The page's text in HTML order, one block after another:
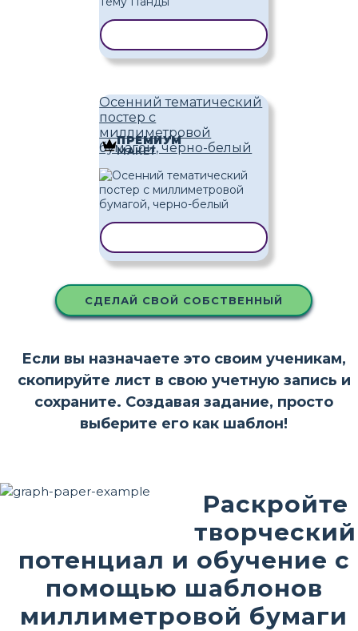
Осенний тематический
постер с
миллиметровой
бумагой, черно-белый
ПРЕМИУМ
МАКЕТ
СДЕЛАЙ СВОЙ СОБСТВЕННЫЙ
Если вы назначаете это своим ученикам,
скопируйте лист в свою учетную запись и
сохраните. Создавая задание, просто
выберите его как шаблон!
Раскройте
творческий
потенциал и обучение с
помощью шаблонов
миллиметровой бумаги